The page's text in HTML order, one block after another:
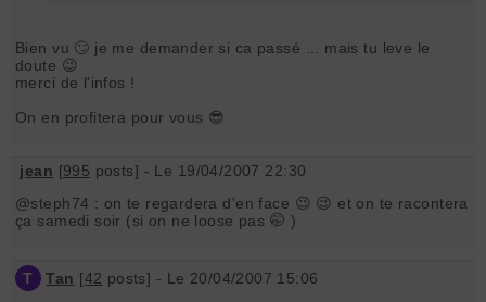
Bien vu 🙄 je me demander si ca passé ... mais tu leve le
doute 😉
merci de l'infos !
On en profitera pour vous 😎
jean [995 posts] - Le 19/04/2007 22:30
@steph74 : on te regardera d'en face 😉 😉 et on te racontera
ça samedi soir (si on ne loose pas 🤭 )
T Tan [42 posts] - Le 20/04/2007 15:06